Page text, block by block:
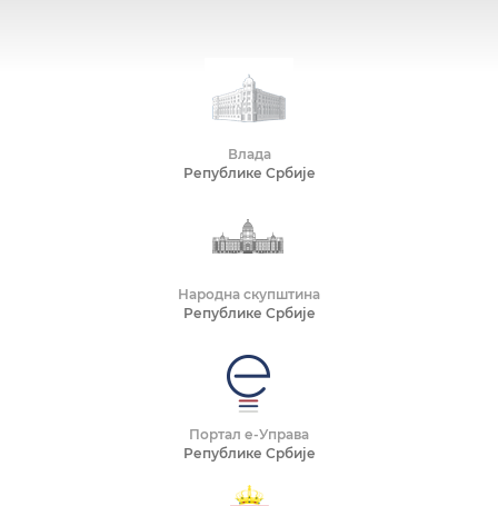
Влада
Републике Србије
Народна скупштина
Републике Србије
Портал е-Управа
Републике Србије